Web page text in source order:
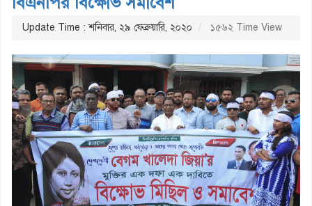
Update Time : শনিবার, ২৯ ফেব্রুয়ারি, ২০২০ ১৫৬২ Time View